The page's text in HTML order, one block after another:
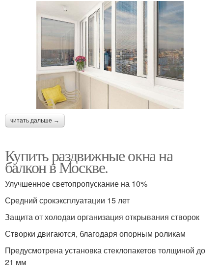
читать дальше →
Купить раздвижные окна на
балкон в Москве.
Улучшенное светопропускание на 10%
Средний срокэксплуатации 15 лет
Защита от холодаи организация открывания створок
Створки двигаются, благодаря опорным роликам
Предусмотрена установка стеклопакетов толщиной до
21 мм